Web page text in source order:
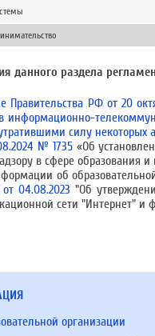
данного раздела
Правительства РФ от 20
информационно-
силу некоторых
№ 1735 «Об
в сфере образования и
об
04.08.2023 "Об
сети "Интернет" и
организации